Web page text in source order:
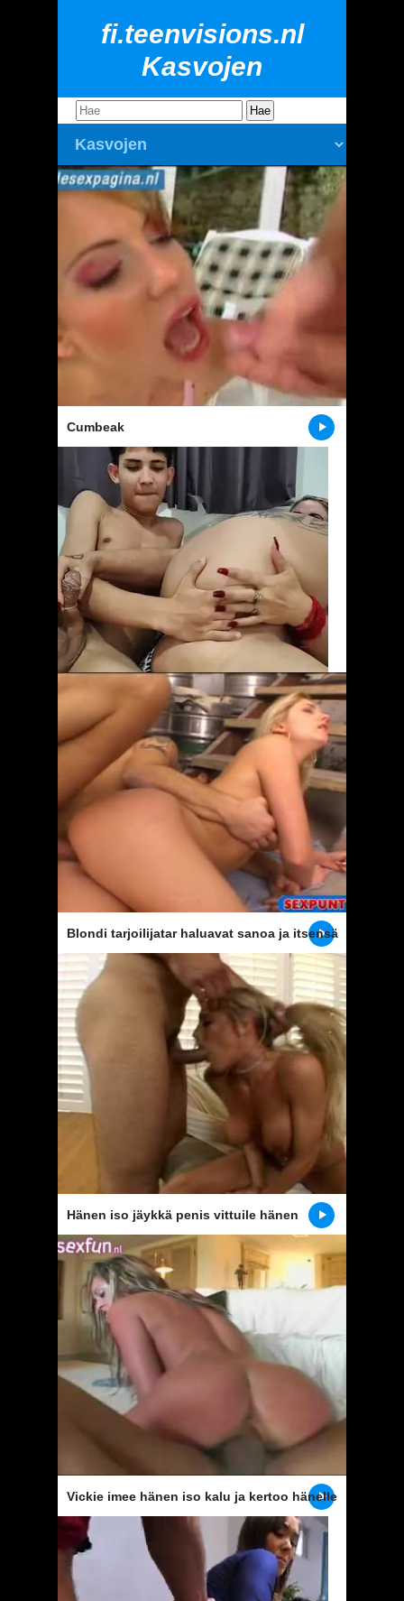
fi.teenvisions.nl
Kasvojen
Cumbeak
Blondi tarjoilijatar haluavat sanoa ja itsensä
vittu asiakas
Hänen iso jäykkä penis vittuile hänen
suunsa, kunnes hän tulee
Vickie imee hänen iso kalu ja kertoo hänelle
vittu